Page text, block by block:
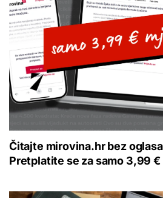
Čitajte mirovina.hr bez
Pretplatite se za samo 3,99